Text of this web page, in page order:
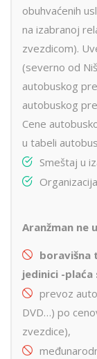
obuhvaćenih
na izabranoj
zvezdicom).
(severno od
autobuskog
autobuskog
Cene
u tabeli
Smeštaj u
Aranžman ne
boravišna
jedinici -plaća
prevoz
DVD…) po
zvezdice),